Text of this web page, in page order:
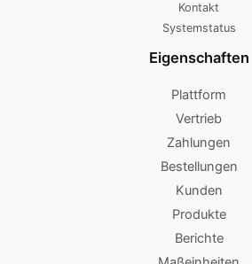
Kontakt
Systemstatus
Eigenschaften
Plattform
Vertrieb
Zahlungen
Bestellungen
Kunden
Produkte
Berichte